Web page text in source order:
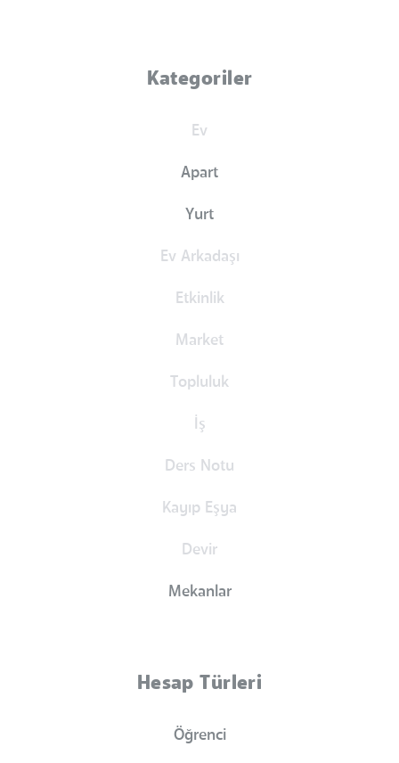
Kategoriler
Ev
Apart
Yurt
Ev Arkadaşı
Etkinlik
Market
Topluluk
İş
Ders Notu
Kayıp Eşya
Devir
Mekanlar
Hesap Türleri
Öğrenci